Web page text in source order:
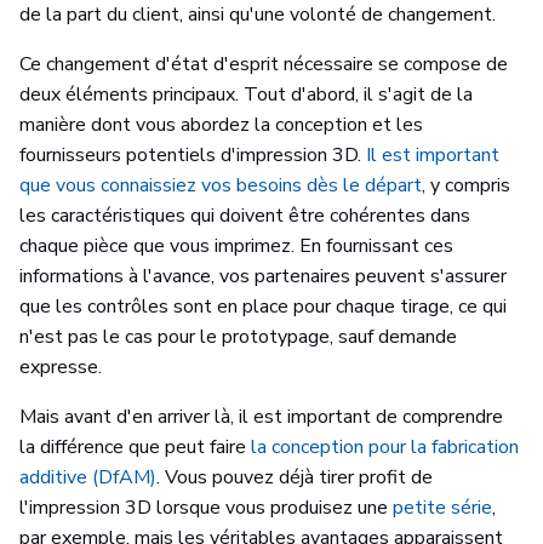
de la part du client, ainsi qu'une volonté de changement.
Ce changement d'état d'esprit nécessaire se compose de
deux éléments principaux. Tout d'abord, il s'agit de la
manière dont vous abordez la conception et les
fournisseurs potentiels d'impression 3D. Il est important
que vous connaissiez vos besoins dès le départ, y compris
les caractéristiques qui doivent être cohérentes dans
chaque pièce que vous imprimez. En fournissant ces
informations à l'avance, vos partenaires peuvent s'assurer
que les contrôles sont en place pour chaque tirage, ce qui
n'est pas le cas pour le prototypage, sauf demande
expresse.
Mais avant d'en arriver là, il est important de comprendre
la différence que peut faire la conception pour la fabrication
additive (DfAM). Vous pouvez déjà tirer profit de
l'impression 3D lorsque vous produisez une petite série,
par exemple, mais les véritables avantages apparaissent